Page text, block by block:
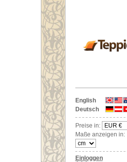
English
Deutsch
Preise in:
Maße anzeigen in:
Einloggen